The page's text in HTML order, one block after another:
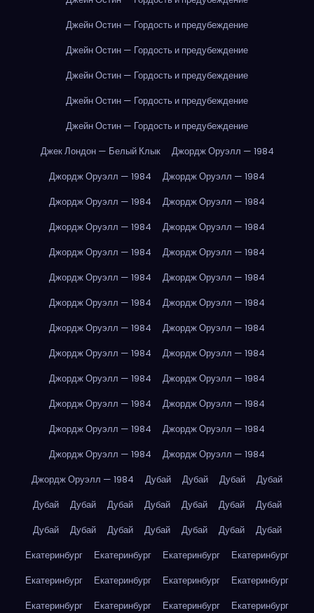
Джейн Остин — Гордость и предубеждение
Джейн Остин — Гордость и предубеждение
Джейн Остин — Гордость и предубеждение
Джейн Остин — Гордость и предубеждение
Джейн Остин — Гордость и предубеждение
Джек Лондон — Белый Клык
Джордж Оруэлл — 1984
Джордж Оруэлл — 1984
Джордж Оруэлл — 1984
Джордж Оруэлл — 1984
Джордж Оруэлл — 1984
Джордж Оруэлл — 1984
Джордж Оруэлл — 1984
Джордж Оруэлл — 1984
Джордж Оруэлл — 1984
Джордж Оруэлл — 1984
Джордж Оруэлл — 1984
Джордж Оруэлл — 1984
Джордж Оруэлл — 1984
Джордж Оруэлл — 1984
Джордж Оруэлл — 1984
Джордж Оруэлл — 1984
Джордж Оруэлл — 1984
Джордж Оруэлл — 1984
Джордж Оруэлл — 1984
Джордж Оруэлл — 1984
Джордж Оруэлл — 1984
Джордж Оруэлл — 1984
Джордж Оруэлл — 1984
Джордж Оруэлл — 1984
Джордж Оруэлл — 1984
Джордж Оруэлл — 1984
Дубай Дубай Дубай
Дубай
Дубай
Дубай Дубай Дубай Дубай Дубай
Дубай
Дубай
Дубай Дубай Дубай Дубай Дубай
Дубай
Екатеринбург
Екатеринбург Екатеринбург
Екатеринбург
Екатеринбург
Екатеринбург Екатеринбург
Екатеринбург
Екатеринбург
Екатеринбург Екатеринбург
Екатеринбург